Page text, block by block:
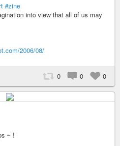
#zine
into view that all of us may
2006/08/
0 0 0
~ !